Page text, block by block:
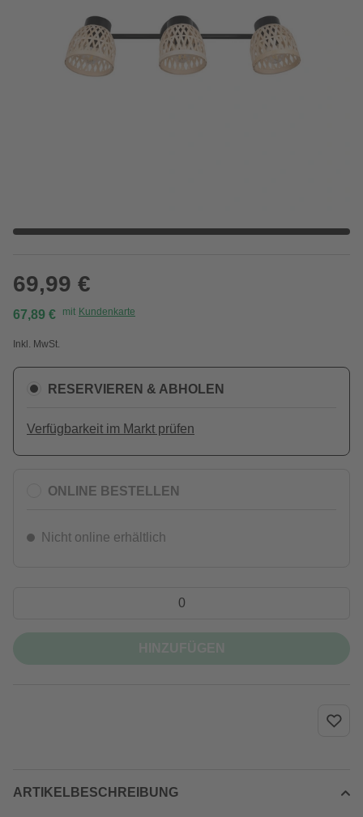
69,99 €
67,89 € mit Kundenkarte
Inkl. MwSt.
RESERVIEREN & ABHOLEN
Verfügbarkeit im Markt prüfen
ONLINE BESTELLEN
Nicht online erhältlich
ARTIKELBESCHREIBUNG